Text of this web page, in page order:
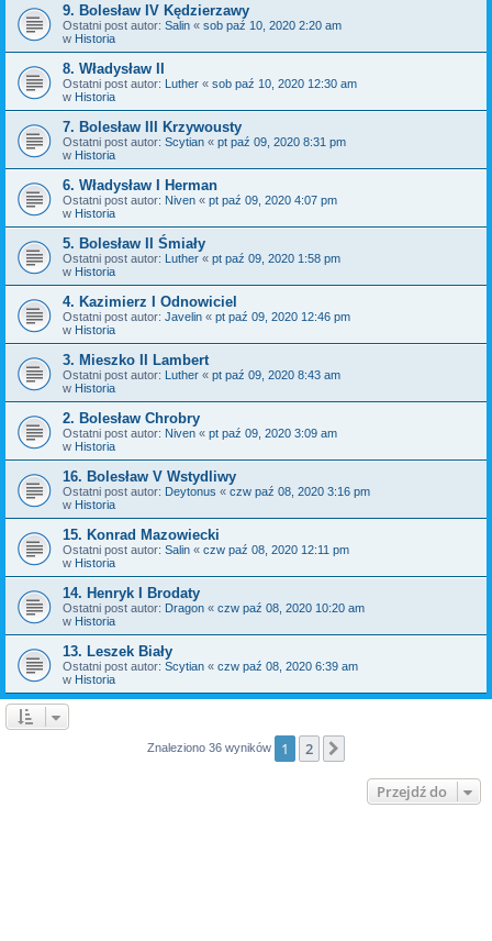
9. Bolesław IV Kędzierzawy
Ostatni post autor: Salin « sob paź 10, 2020 2:20 am
w Historia
8. Władysław II
Ostatni post autor: Luther « sob paź 10, 2020 12:30 am
w Historia
7. Bolesław III Krzywousty
Ostatni post autor: Scytian « pt paź 09, 2020 8:31 pm
w Historia
6. Władysław I Herman
Ostatni post autor: Niven « pt paź 09, 2020 4:07 pm
w Historia
5. Bolesław II Śmiały
Ostatni post autor: Luther « pt paź 09, 2020 1:58 pm
w Historia
4. Kazimierz I Odnowiciel
Ostatni post autor: Javelin « pt paź 09, 2020 12:46 pm
w Historia
3. Mieszko II Lambert
Ostatni post autor: Luther « pt paź 09, 2020 8:43 am
w Historia
2. Bolesław Chrobry
Ostatni post autor: Niven « pt paź 09, 2020 3:09 am
w Historia
16. Bolesław V Wstydliwy
Ostatni post autor: Deytonus « czw paź 08, 2020 3:16 pm
w Historia
15. Konrad Mazowiecki
Ostatni post autor: Salin « czw paź 08, 2020 12:11 pm
w Historia
14. Henryk I Brodaty
Ostatni post autor: Dragon « czw paź 08, 2020 10:20 am
w Historia
13. Leszek Biały
Ostatni post autor: Scytian « czw paź 08, 2020 6:39 am
w Historia
Znaleziono 36 wyników 1 2
Przejdź do